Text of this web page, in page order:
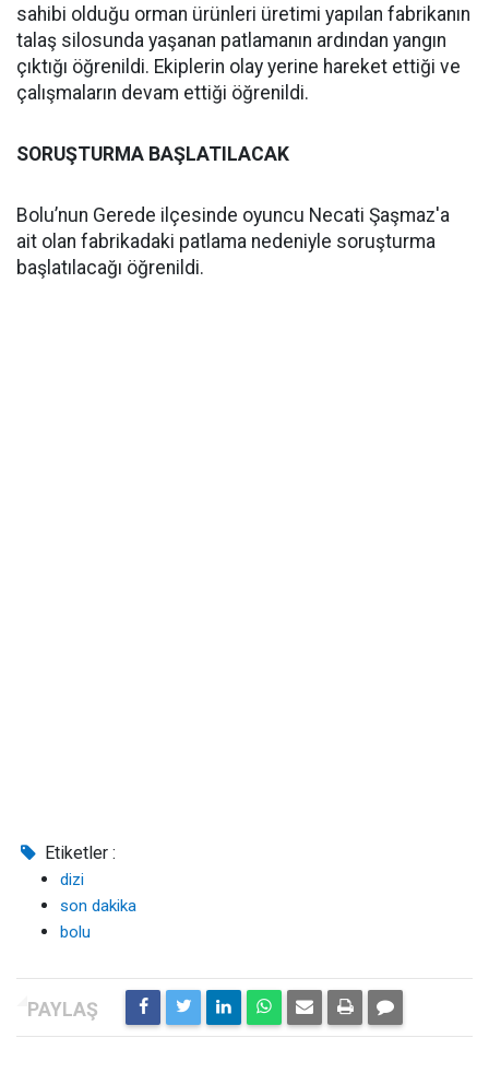
sahibi olduğu orman ürünleri üretimi yapılan fabrikanın
talaş silosunda yaşanan patlamanın ardından yangın
çıktığı öğrenildi. Ekiplerin olay yerine hareket ettiği ve
çalışmaların devam ettiği öğrenildi.
SORUŞTURMA BAŞLATILACAK
Bolu’nun Gerede ilçesinde oyuncu Necati Şaşmaz'a
ait olan fabrikadaki patlama nedeniyle soruşturma
başlatılacağı öğrenildi.
Etiketler :
dizi
son dakika
bolu